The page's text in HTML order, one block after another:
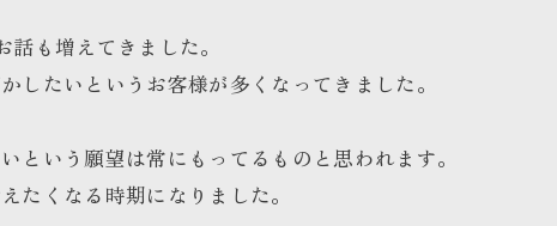
も増えてきました。
したいというお客様が多くなってきました。
という願望は常にもってるものと思われます。
たくなる時期になりました。